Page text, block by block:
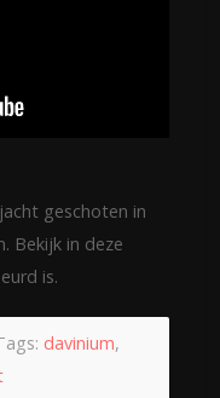
geschoten in
Bekijk in deze
is.
davinium,